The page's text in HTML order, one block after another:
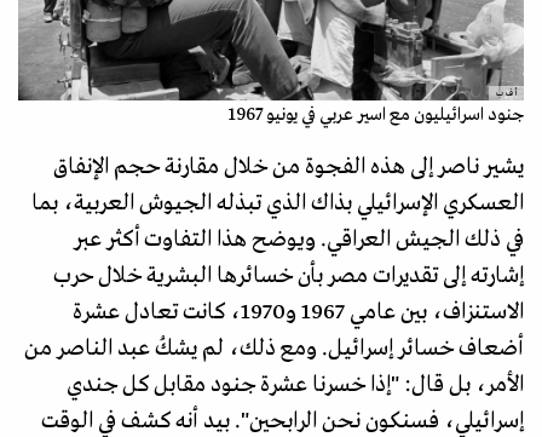
أ ف ب
جنود اسرائيليون مع اسير عربي في يونيو 1967
يشير ناصر إلى هذه الفجوة من خلال مقارنة حجم الإنفاق
العسكري الإسرائيلي بذاك الذي تبذله الجيوش العربية، بما
في ذلك الجيش العراقي. ويوضح هذا التفاوت أكثر عبر
إشارته إلى تقديرات مصر بأن خسائرها البشرية خلال حرب
الاستنزاف، بين عامي 1967 و1970، كانت تعادل عشرة
أضعاف خسائر إسرائيل. ومع ذلك، لم يشكُ عبد الناصر من
الأمر، بل قال: "إذا خسرنا عشرة جنود مقابل كل جندي
إسرائيلي، فسنكون نحن الرابحين". بيد أنه كشف في الوقت